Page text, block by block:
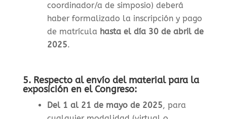
coordinador/a de simposio) deberá
haber formalizado la inscripción y pago
de matrícula hasta el día 30 de abril de
2025.
5. Respecto al envío del material para la
exposición en el Congreso:
Del 1 al 21 de mayo de 2025, para